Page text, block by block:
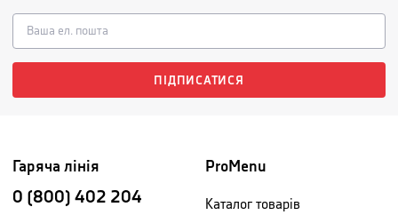
ПІДПИСАТИСЯ
Гаряча лінія
0 (800) 402 204
ProMenu
Каталог товарів